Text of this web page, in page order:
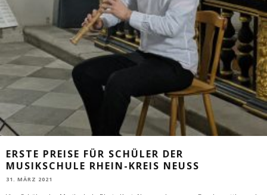
ERSTE PREISE FÜR SCHÜLER DER
MUSIKSCHULE RHEIN-KREIS NEUSS
31. MÄRZ 2021